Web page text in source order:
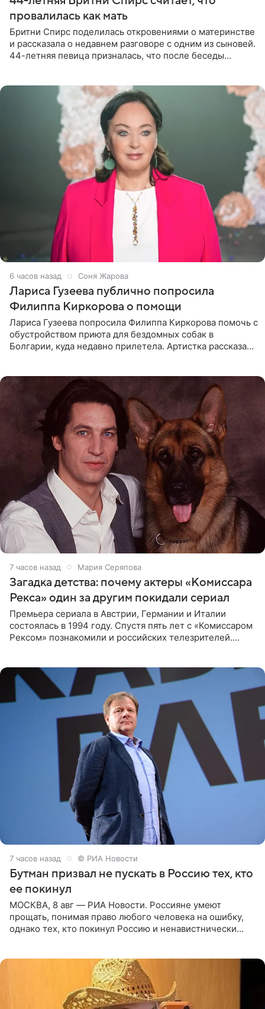
провалилась как мать
Бритни Спирс поделилась откровениями о материнстве
и рассказала о недавнем разговоре с одним из сыновей.
44-летняя певица призналась, что после беседы
6 часов назад Соня Жарова
Лариса Гузеева публично попросила
Филиппа Киркорова о помощи
Лариса Гузеева попросила Филиппа Киркорова помочь с
обустройством приюта для бездомных собак в
Болгарии, куда недавно прилетела. Артистка рассказала
7 часов назад Мария Серяпова
Загадка детства: почему актеры «Комиссара
Рекса» один за другим покидали сериал
Премьера сериала в Австрии, Германии и Италии
состоялась в 1994 году. Спустя пять лет с «Комиссаром
Рексом» познакомили и российских телезрителей.
7 часов назад © РИА Новости
Бутман призвал не пускать в Россию тех, кто
ее покинул
МОСКВА, 8 авг — РИА Новости. Россияне умеют
прощать, понимая право любого человека на ошибку,
однако тех, кто покинул Россию и ненавистнически